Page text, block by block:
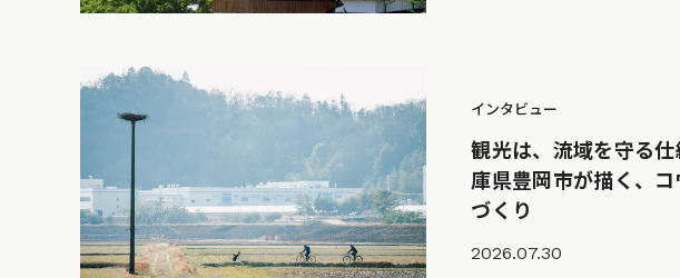
インタビュー
観光は、流域を守る
庫県豊岡市が描く、
づくり
2026.07.30